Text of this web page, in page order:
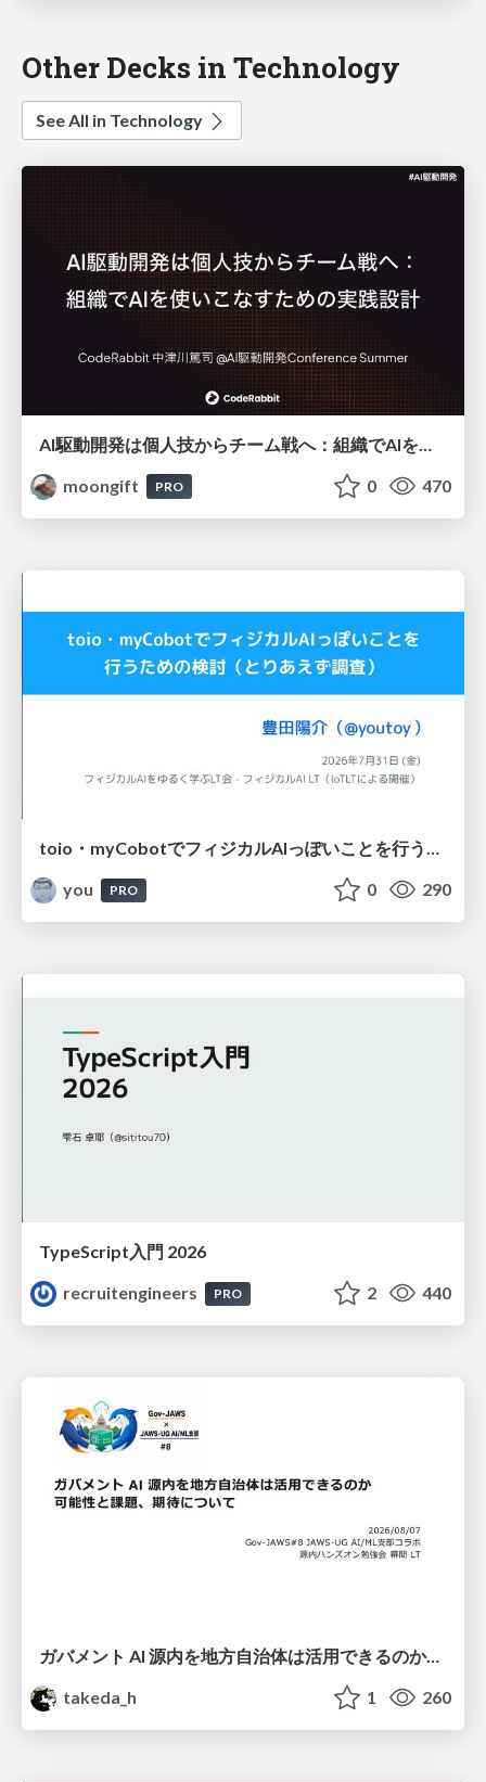
Other Decks in Technology
See All in Technology
moongift
PRO 0 470
toio・myCobotでフィジカルAIっぽいことを行うための検討（とりあえず調査） / フィジカルAI LT（IoTLTによる開催）
you
PRO 0 290
TypeScript入門 2026
recruitengineers
PRO 2 440
ガバメント AI 源内を地方自治体は活用できるのか 可能性と課題、期待について
takeda_h
1 260